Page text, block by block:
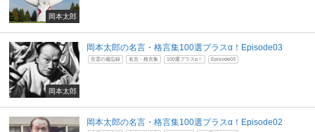
岡本太郎
岡本太郎
岡本太郎の名言・格言集100選プラスα！Episode03
言霊の備忘録 名言・格言集 100選プラスα！ Episode03
岡本太郎の名言・格言集100選プラスα！Episode02